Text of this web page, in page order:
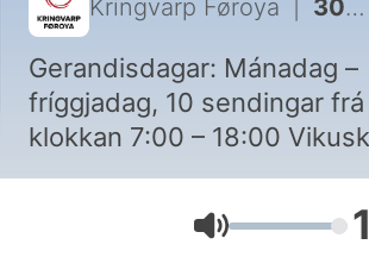
Kringvarp Føroya 30285 - Útvarpstíðindi 18:00
Gerandisdagar: Mánadag –
fríggjadag, 10 sendingar frá
klokkan 7:00 – 18:00 Vikuskifti:
Leygardag og
sunnudag, tríggjar sendingar
frá klokkan 10:00 – 18:00
Volym 1